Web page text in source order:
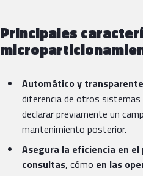
Principales
Automático y
diferencia de otros sistemas
declarar previamente un
mantenimiento posterior.
Asegura la eficiencia en el
consultas, cómo en las